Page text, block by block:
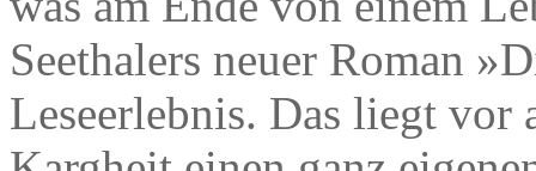
Seethalers neuer Roman
Leseerlebnis. Das liegt vor